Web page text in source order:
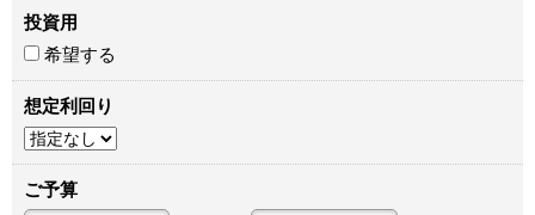
投資用
希望する
想定利回り
ご予算